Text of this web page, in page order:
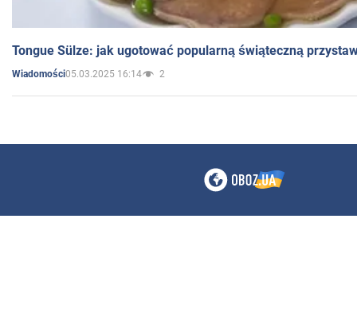
Tongue Sülze: jak ugotować popularną świąteczną
Wiadomości05.03.2025 16:14 2